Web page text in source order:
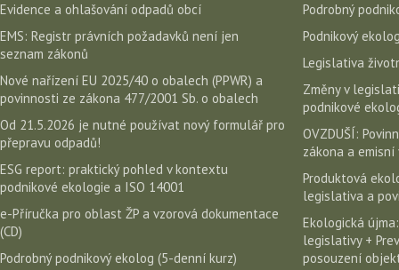
Evidence a ohlašování odpadů obcí
EMS: Registr právních požadavků není jen
seznam zákonů
Nové nařízení EU 2025/40 o obalech (PPWR) a
povinnosti ze zákona 477/2001 Sb. o obalech
Od 21.5.2026 je nutné používat nový formulář pro
přepravu odpadů!
ESG report: praktický pohled v kontextu
podnikové ekologie a ISO 14001
e-Příručka pro oblast ŽP a vzorová dokumentace
(CD)
Podrobný podnikový ekolog (5-denní kurz)
Podrobný
Podnikový
Legislativa
Změny v
podnikové
OVZDUŠÍ:
zákona a emisní
Produktová
legislativa a
Ekologická
legislativy +
posouzení